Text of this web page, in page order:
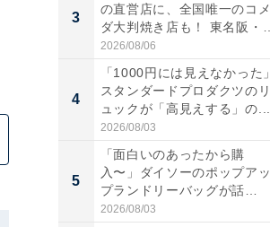
3
の直営店に、全国唯一のコメ
ダ大判焼き店も！ 東名阪・
伊...
2026/08/06
4
「1000円には見えなかった」
スタンダードプロダクツのリ
ュックが「高見えする」の...
2026/08/03
5
「面白いのあったから購
入〜」ダイソーのポップアッ
プランドリーバッグが話
題。“さま...
2026/08/03